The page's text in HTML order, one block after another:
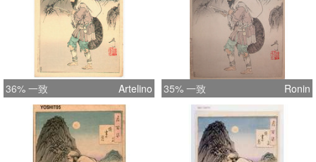
36% 一致 Artelino 35% 一致 Ronin